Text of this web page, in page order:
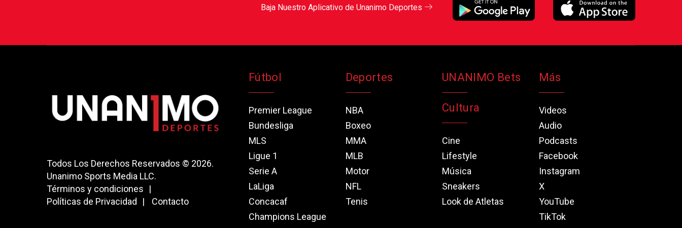
Baja Nuestro Aplicativo de Unanimo Deportes
Todos Los Derechos Reservados © 2026.
Unanimo Sports Media LLC.
Términos y condiciones
Políticas de Privacidad
Contacto
Fútbol
Premier League
Bundesliga
MLS
Ligue 1
Serie A
LaLiga
Concacaf
Champions League
Deportes
NBA
Boxeo
MMA
MLB
Motor
NFL
Tenis
UNANIMO Bets
Cultura
Cine
Lifestyle
Música
Sneakers
Look de Atletas
Más
Videos
Audio
Podcasts
Facebook
Instagram
X
YouTube
TikTok